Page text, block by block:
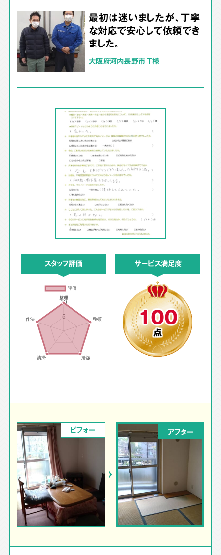
最初は迷いましたが、丁寧
な対応で安心して依頼でき
ました。
大阪府河内長野市 T様
スタッフ評価 サービス満足度
100
点
ビフォー アフター